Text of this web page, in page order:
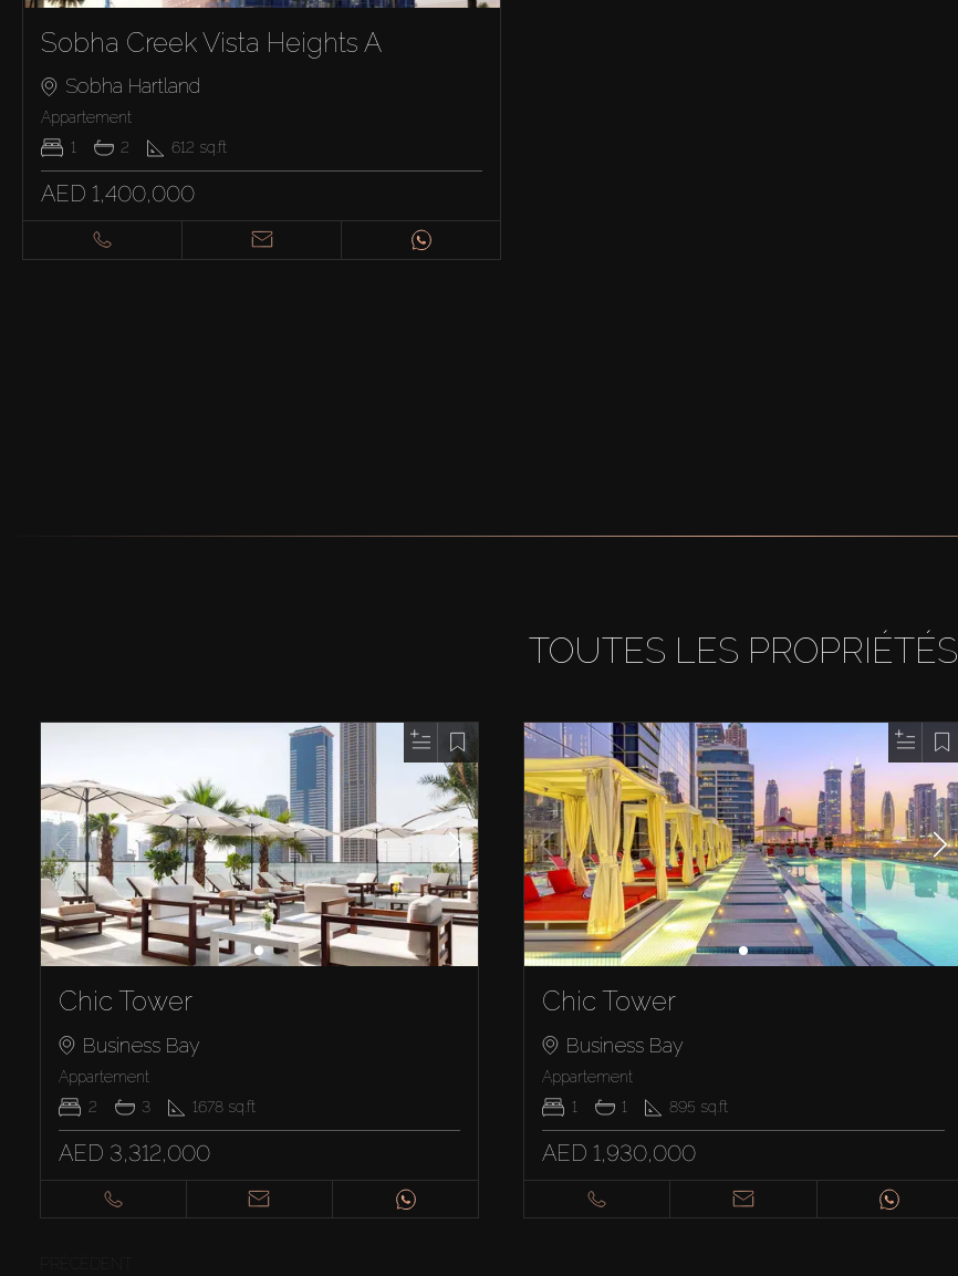
Sobha Creek Vista Heights A
Sobha Hartland
Appartement
1
2 612 sq.ft
AED 1,400,000
TOUTES LES PROPRIÉTÉS
Chic Tower
Business Bay
Appartement
2
3 1678 sq.ft
AED 3,312,000
Chic Tower
Business Bay
Appartement
1
1 895 sq.ft
AED 1,930,000